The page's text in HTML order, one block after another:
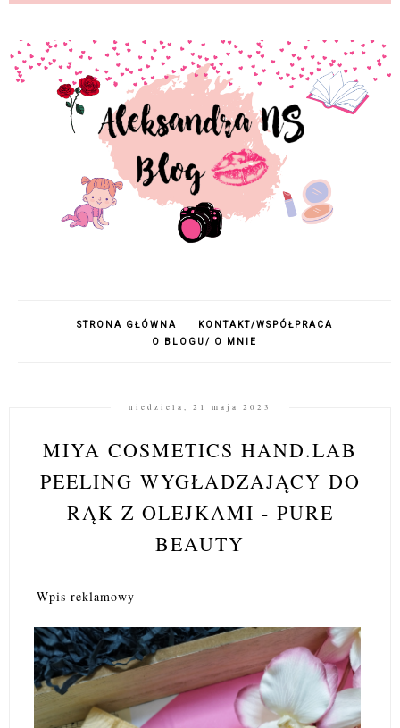
STRONA GŁÓWNA
KONTAKT/WSPÓŁPRACA
O BLOGU/ O MNIE
niedziela, 21 maja 2023
MIYA COSMETICS HAND.LAB
PEELING WYGŁADZAJĄCY DO
RĄK Z OLEJKAMI - PURE
BEAUTY
Wpis reklamowy